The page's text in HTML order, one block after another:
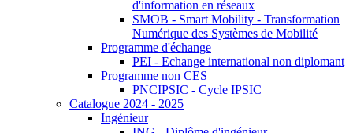
d'information en réseaux
SMOB - Smart Mobility - Transformation
Numérique des Systèmes de Mobilité
Programme d'échange
PEI - Echange international non diplomant
Programme non CES
PNCIPSIC - Cycle IPSIC
Catalogue 2024 - 2025
Ingénieur